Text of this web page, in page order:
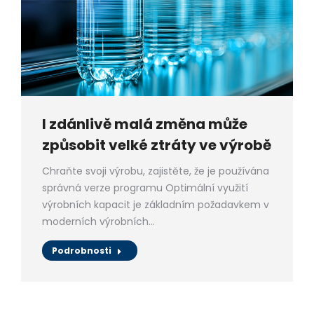
I zdánlivě malá změna může
způsobit velké ztráty ve výrobě
Chraňte svoji výrobu, zajistěte, že je používána
správná verze programu Optimální využití
výrobních kapacit je základním požadavkem v
moderních výrobních…
Podrobnosti